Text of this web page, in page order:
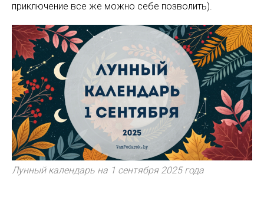
приключение все же можно себе позволить).
Лунный календарь на 1 сентября 2025 года